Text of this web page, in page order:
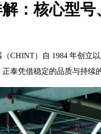
：核心型
CHINT）自 1984 年创立
泰凭借稳定的品质与持续